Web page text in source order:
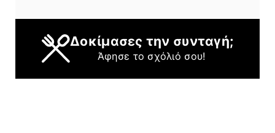
Δοκίμασες την συνταγή;
Άφησε το σχόλιό σου!